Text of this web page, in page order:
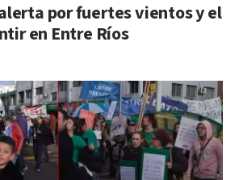
por fuertes vientos y el
en Entre Ríos